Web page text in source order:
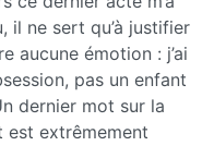
il ne sert qu’à justifier
aucune émotion : j’ai
pas un enfant
dernier mot sur la
est extrêmement